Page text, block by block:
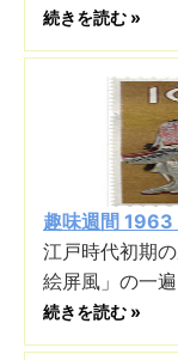
続きを読む »
趣味週間 1963
江戸時代初期
絵屏風」の一
続きを読む »